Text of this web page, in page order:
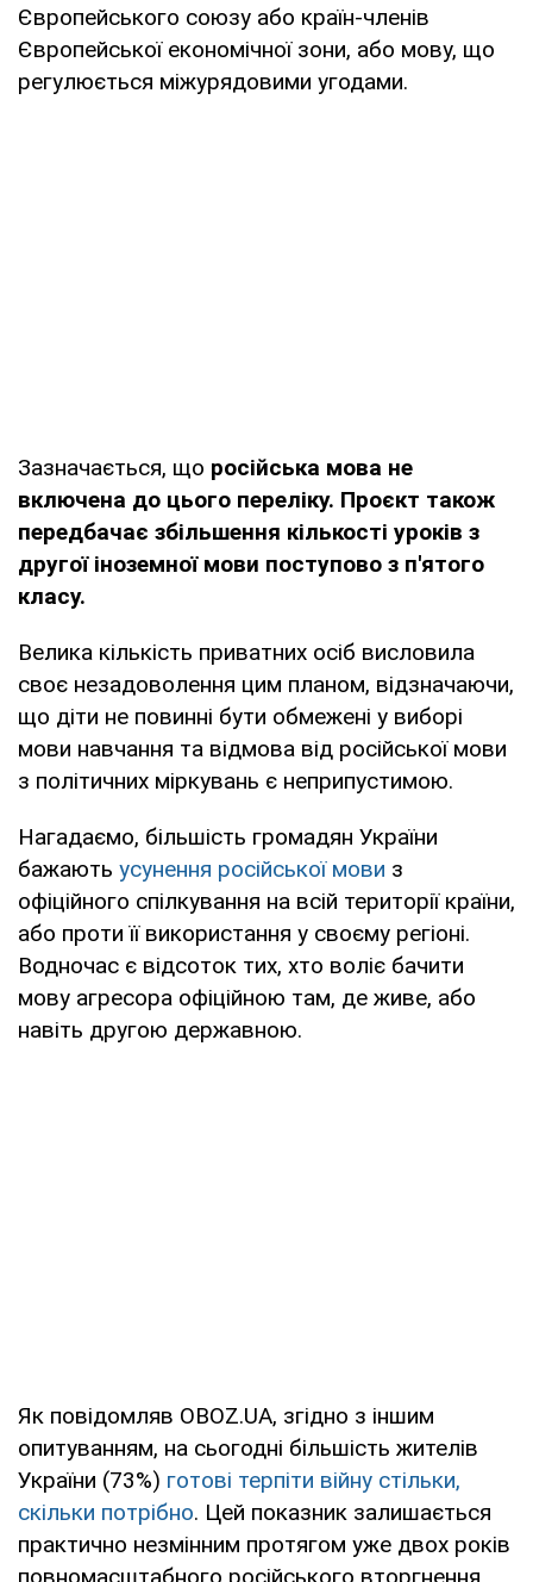
Європейського союзу або країн-членів
Європейської економічної зони, або мову, що
регулюється міжурядовими угодами.
Зазначається, що російська мова не
включена до цього переліку. Проєкт також
передбачає збільшення кількості уроків з
другої іноземної мови поступово з п'ятого
класу.
Велика кількість приватних осіб висловила
своє незадоволення цим планом, відзначаючи,
що діти не повинні бути обмежені у виборі
мови навчання та відмова від російської мови
з політичних міркувань є неприпустимою.
Нагадаємо, більшість громадян України
бажають усунення російської мови з
офіційного спілкування на всій території країни,
або проти її використання у своєму регіоні.
Водночас є відсоток тих, хто воліє бачити
мову агресора офіційною там, де живе, або
навіть другою державною.
Як повідомляв OBOZ.UA, згідно з іншим
опитуванням, на сьогодні більшість жителів
України (73%) готові терпіти війну стільки,
скільки потрібно. Цей показник залишається
практично незмінним протягом уже двох років
повномасштабного російського вторгнення.